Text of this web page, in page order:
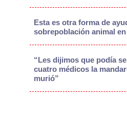
Esta es otra forma de
sobrepoblación animal
“Les dijimos que podía
cuatro médicos la
murió”